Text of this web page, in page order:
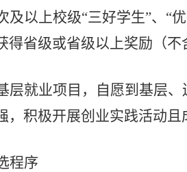
及以上校级“三好学生”、 “
省级或省级以上奖励（不
层就业项目，自愿到基层
积极开展创业实践活动且
程序